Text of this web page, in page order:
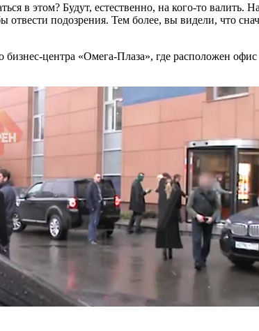
в этом? Будут, естественно, на кого-то
отвести подозрения. Тем более, вы видели, что
бизнес-центра «Омега-Плаза», где расположен